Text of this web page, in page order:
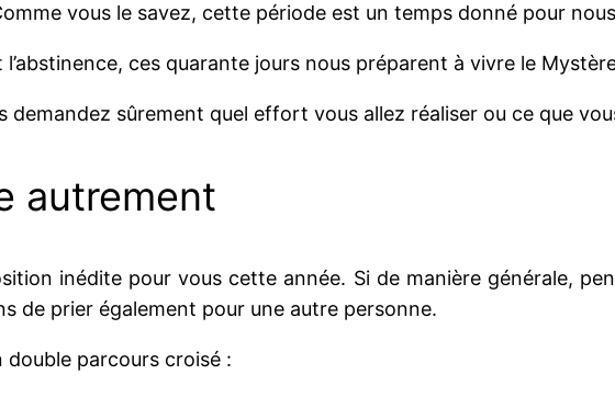
vous le savez, cette période est un temps donné pour
l’abstinence, ces quarante jours nous préparent à vivre le
demandez sûrement quel effort vous allez réaliser ou ce que
autrement
inédite pour vous cette année. Si de manière générale,
de prier également pour une autre personne.
double parcours croisé :